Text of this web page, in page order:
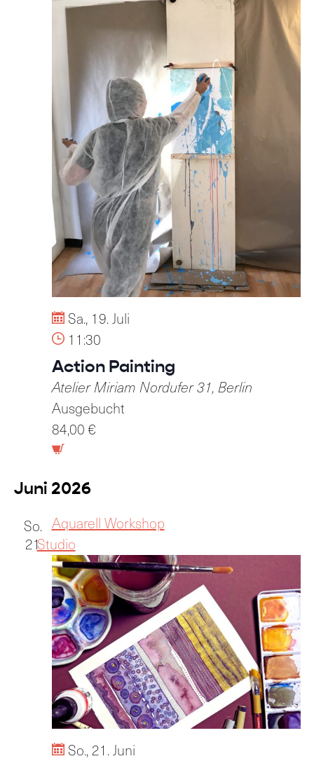
Sa., 19. Juli
11:30
Action Painting
Atelier Miriam Nordufer 31, Berlin
Ausgebucht
84,00 €
Juni 2026
So.
21
Aquarell Workshop
Studio
So., 21. Juni